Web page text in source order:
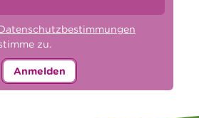
zu.
Anmelden